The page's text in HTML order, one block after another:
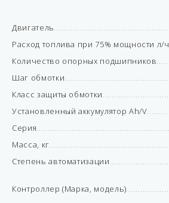
Двигатель
Расход топлива при 75% мощности л/ч
Количество опорных подшипников
Шаг обмотки
Класс защиты обмотки
Установленный аккумулятор Ah/V
Серия
Масса, кг
Степень автоматизации
Контроллер (Марка, модель)